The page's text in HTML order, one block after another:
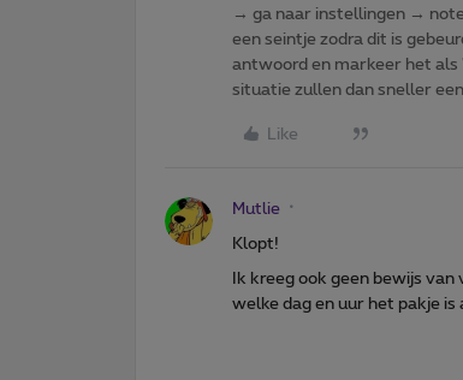
→ ga naar instellingen →
een seintje zodra dit is
antwoord en markeer het als
situatie zullen dan sneller
Like
Mutlie
Klopt!
Ik kreeg ook geen bewijs
welke dag en uur het pakje is